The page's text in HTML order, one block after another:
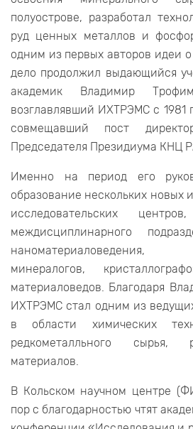
полуострове, разработал
руд ценных металлов и
одним из первых авторов идеи
дело продолжил выдающийся
академик Владимир
возглавлявший ИХТРЭМС с 1981
совмещавший пост
Председателя Президиума КНЦ
Именно на период его
образование нескольких новых
исследовательских
междисциплинарного
минералогов,
материаловедов. Благодаря
ИХТРЭМС стал одним из
в области химических
редкометалльного сырья,
материалов.
В Кольском научном центре
пор с благодарностью чтят